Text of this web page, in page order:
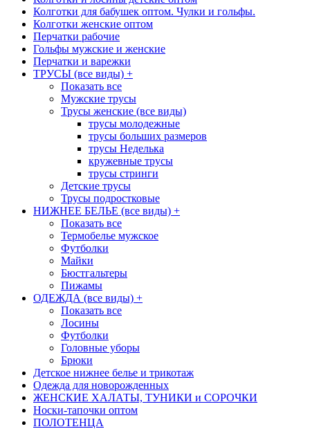
Колготки для бабушек оптом. Чулки и гольфы.
Колготки женские оптом
Перчатки рабочие
Гольфы мужские и женские
Перчатки и варежки
ТРУСЫ (все виды) +
Показать все
Мужские трусы
Трусы женские (все виды)
трусы молодежные
трусы больших размеров
трусы Неделька
кружевные трусы
трусы стринги
Детские трусы
Трусы подростковые
НИЖНЕЕ БЕЛЬЕ (все виды) +
Показать все
Термобелье мужское
Футболки
Майки
Бюстгальтеры
Пижамы
ОДЕЖДА (все виды) +
Показать все
Лосины
Футболки
Головные уборы
Брюки
Детское нижнее белье и трикотаж
Одежда для новорожденных
ЖЕНСКИЕ ХАЛАТЫ, ТУНИКИ и СОРОЧКИ
Носки-тапочки оптом
ПОЛОТЕНЦА